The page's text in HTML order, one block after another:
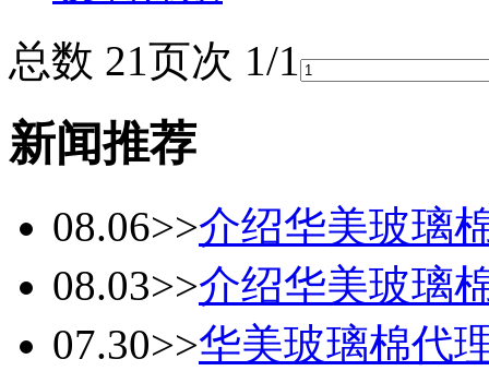
总数 21页次 1/1
新闻推荐
08.06>>介绍华美玻璃
08.03>>介绍华美玻璃
07.30>>华美玻璃棉代